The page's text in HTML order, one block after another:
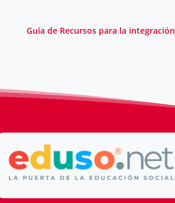
Guía de Recursos para la integración